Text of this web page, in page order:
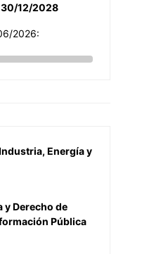
12/2028
2026:
Energía y
y Derecho de
Pública